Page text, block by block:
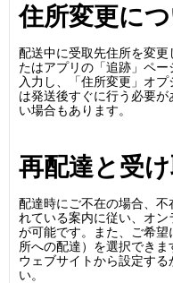
住所変更に
配送中に受取先住所を変
たはアプリの「追跡」ペ
入力し、「住所変更」オ
は発送後すぐに行う必要
い場合もあります。
再配達と受
配達時にご不在の場合、
れている案内に従い、オ
が可能です。また、ご希
所への配達）を選択でき
ウェブサイトから設定す
い。